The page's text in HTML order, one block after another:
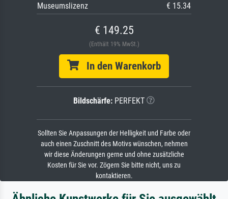
Museumslizenz
€ 15.34
€ 149.25
(Enthält 19% MwSt.)
In den Warenkorb
Bildschärfe: PERFEKT
Sollten Sie Anpassungen der Helligkeit und Farbe oder
auch einen Zuschnitt des Motivs wünschen, nehmen
wir diese Änderungen gerne und ohne zusätzliche
Kosten für Sie vor. Zögern Sie bitte nicht, uns zu
kontaktieren.